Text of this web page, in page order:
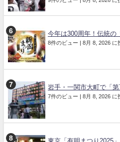
今年は300周年！伝統の
8件のビュー | 8月 8, 2026 に
岩手・一関市大町で「
7件のビュー | 8月 8, 2026 に
東京「有明まつり2025